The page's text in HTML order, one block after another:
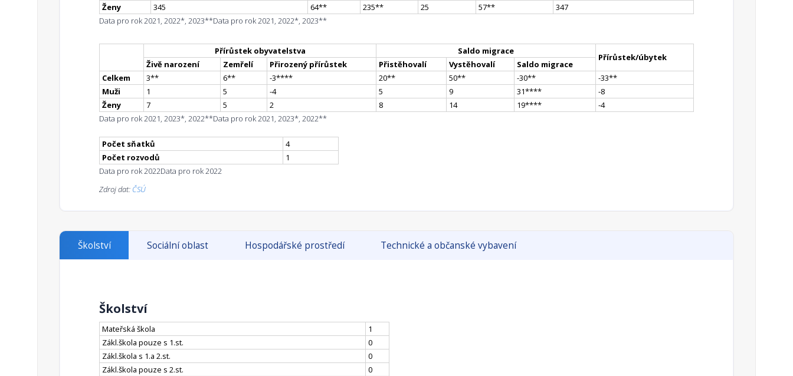
Ženy
345 64** 235** 25 57**
347
Data pro rok 2021, 2022*, 2023**Data pro rok 2021, 2022*, 2023**
Přírůstek obyvatelstva Saldo migrace
Přírůstek/úbytek
Živě narození Zemřelí Přirozený přírůstek Přistěhovalí Vystěhovalí
Saldo migrace
Celkem
3** 6** -3**** 20** 50** -30** -33**
Muži
1 5 -4 5 9 31****
-8
Ženy
7 5 2 8 14 19****
-4
Data pro rok 2021, 2023*, 2022**Data pro rok 2021, 2023*, 2022**
Počet sňatků
4
Počet rozvodů
1
Data pro rok 2022Data pro rok 2022
Zdroj dat: ČSÚ
Školství Sociální oblast Hospodářské prostředí Technické a občanské vybavení
Školství
Mateřská škola
1
Zákl.škola pouze s 1.st.
0
Zákl.škola s 1.a 2.st.
0
Zákl.škola pouze s 2.st.
0